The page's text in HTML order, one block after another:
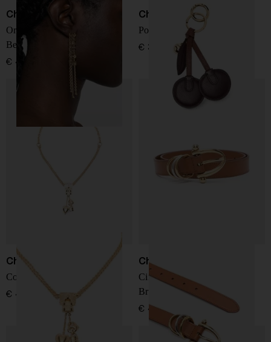
Chloé
Orecchini a pendente Mini
Belt
€ 420,00
Chloé
Portachiavi Chloé Symbols
€ 390,00
Chloé
Collana mini Paddington
€ 490,00
Chloé
Cintura in pelle Chloé
Bracelet
€ 490,00